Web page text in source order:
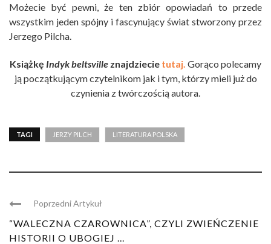
Możecie być pewni, że ten zbiór opowiadań to przede
wszystkim jeden spójny i fascynujący świat stworzony przez
Jerzego Pilcha.
Książkę Indyk beltsville znajdziecie tutaj. Gorąco polecamy
ją początkującym czytelnikom jak i tym, którzy mieli już do
czynienia z twórczością autora.
TAGI JERZY PILCH LITERATURA POLSKA
Poprzedni Artykuł
“WALECZNA CZAROWNICA”, CZYLI ZWIEŃCZENIE
HISTORII O UBOGIEJ ...